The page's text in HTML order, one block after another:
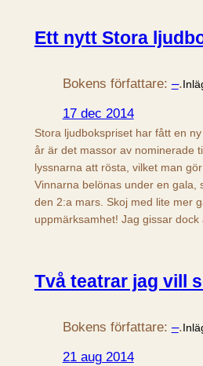
Ett nytt Stora
Bokens författare: –.
17 dec 2014
Stora ljudbokspriset har fått en
år är det massor av nominerade
lyssnarna att rösta, vilket man
Vinnarna belönas under en gala,
den 2:a mars. Skoj med lite mer
uppmärksamhet! Jag gissar dock
Två teatrar jag vill
Bokens författare: –.
21 aug 2014